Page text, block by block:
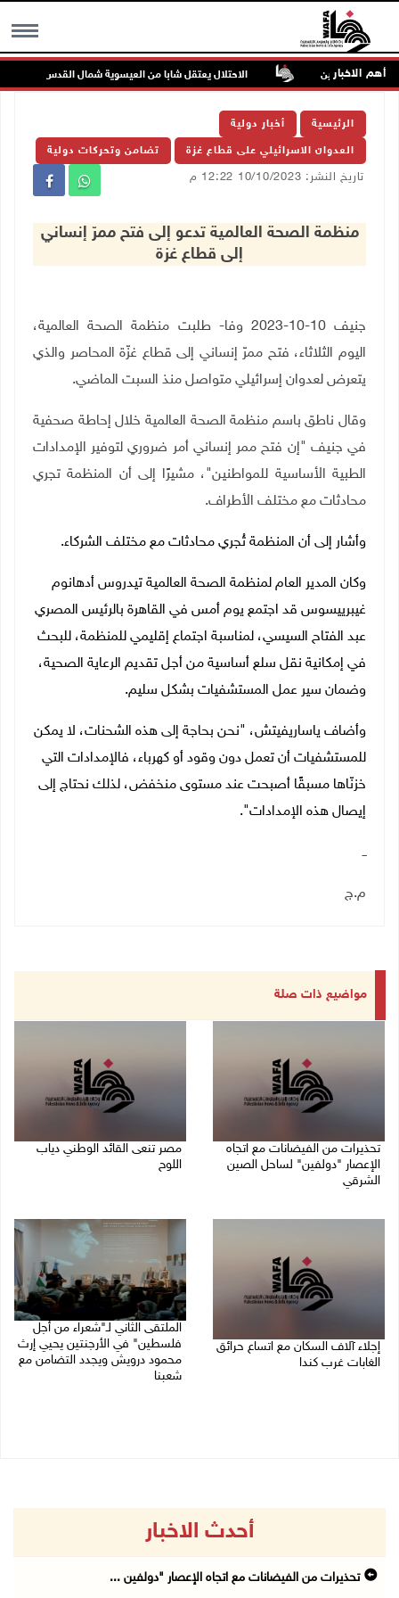
MENU أهم الاخبار
غرب جنين الاحتلال يعتقل شابا من العيسوية شمال القدس
الرئيسية أخبار دولية
العدوان الاسرائيلي على قطاع غزة تضامن وتحركات دولية
تاريخ النشر: 10/10/2023 12:22 م
منظمة الصحة العالمية تدعو إلى فتح ممرّ إنساني
إلى قطاع غزة
جنيف 10-10-2023 وفا- طلبت منظمة الصحة العالمية،
اليوم الثلاثاء، فتح ممرّ إنساني إلى قطاع غزّة المحاصر والذي
يتعرض لعدوان إسرائيلي متواصل منذ السبت الماضي.
وقال ناطق باسم منظمة الصحة العالمية خلال إحاطة صحفية
في جنيف "إن فتح ممر إنساني أمر ضروري لتوفير الإمدادات
الطبية الأساسية للمواطنين"، مشيرًا إلى أن المنظمة تجري
محادثات مع مختلف الأطراف.
وأشار إلى أن المنظمة تُجري محادثات مع مختلف الشركاء.
وكان المدير العام لمنظمة الصحة العالمية تيدروس أدهانوم
غيبرييسوس قد اجتمع يوم أمس في القاهرة بالرئيس المصري
عبد الفتاح السيسي، لمناسبة اجتماع إقليمي للمنظمة، للبحث
في إمكانية نقل سلع أساسية من أجل تقديم الرعاية الصحية،
وضمان سير عمل المستشفيات بشكل سليم.
وأضاف ياساريفيتش، "نحن بحاجة إلى هذه الشحنات، لا يمكن
للمستشفيات أن تعمل دون وقود أو كهرباء، فالإمدادات التي
خزنّاها مسبقًا أصبحت عند مستوى منخفض، لذلك نحتاج إلى
إيصال هذه الإمدادات".
ــ
م.ج
مواضيع ذات صلة
تحذيرات من الفيضانات مع اتجاه
الإعصار "دولفين" لساحل الصين
الشرقي
مصر تنعى القائد الوطني دياب
اللوح
إجلاء آلاف السكان مع اتساع حرائق
الغابات غرب كندا
الملتقى الثاني لـ"شعراء من أجل
فلسطين" في الأرجنتين يحيي إرث
محمود درويش ويجدد التضامن مع
شعبنا
أحدث الاخبار
تحذيرات من الفيضانات مع اتجاه الإعصار "دولفين ...